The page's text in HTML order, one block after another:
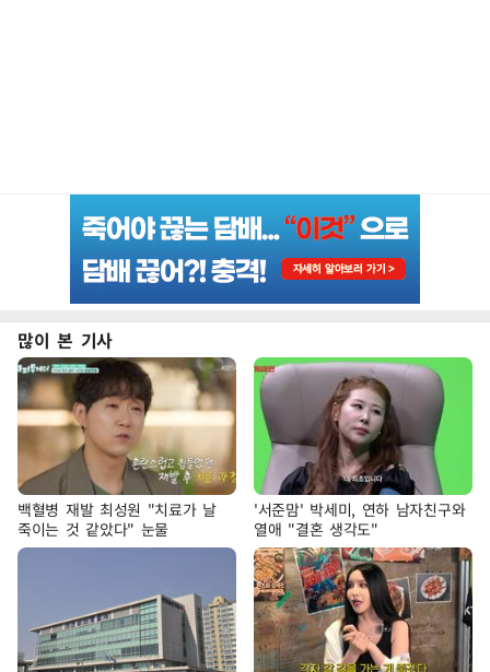
많이 본 기사
백혈병 재발 최성원 "치료가 날
죽이는 것 같았다" 눈물
'서준맘' 박세미, 연하 남자친구와
열애 "결혼 생각도"